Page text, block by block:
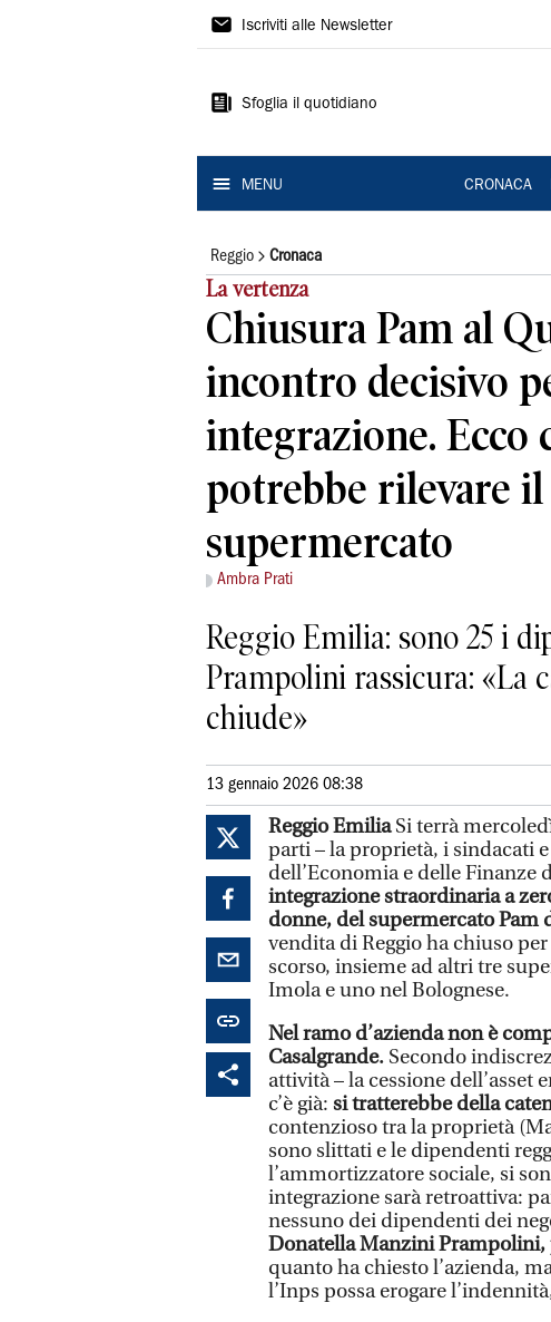
Gazzetta
Reggio
Iscriviti alle Newsletter
Sfoglia il quotidiano
MENU CRONACA
Reggio Cronaca
La vertenza
Chiusura Pam al
incontro decisivo
integrazione. Ecco
potrebbe rilevare il
supermercato
Ambra Prati
Reggio Emilia: sono 25 i
Prampolini rassicura: «La
chiude»
13 gennaio 2026 08:38
Reggio EmiliaSi terrà
parti – la proprietà, i sindacati
dell’Economia e delle Finanze
integrazione straordinaria a
donne, del supermercato
vendita di Reggio ha chiuso
scorso, insieme ad altri tre
Imola e uno nel Bolognese.
Nel ramo d’azienda non è
Casalgrande. Secondo
attività – la cessione dell’asset
c’è già: si tratterebbe della
contenzioso tra la proprietà
sono slittati e le dipendenti
l’ammortizzatore sociale, si
integrazione sarà retroattiva:
nessuno dei dipendenti dei
Donatella Manzini
quanto ha chiesto l’azienda,
l’Inps possa erogare